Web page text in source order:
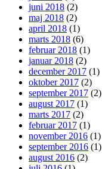
juni 2018 (2)
maj 2018 (2)
april 2018 (1)
marts 2018 (6)
februar 2018 (1)
januar 2018 (2)
december 2017 (1)
oktober 2017 (2)
september 2017 (2)
august 2017 (1)
marts 2017 (2)
februar 2017 (1)
november 2016 (1)
september 2016 (1)
august 2016 (2)